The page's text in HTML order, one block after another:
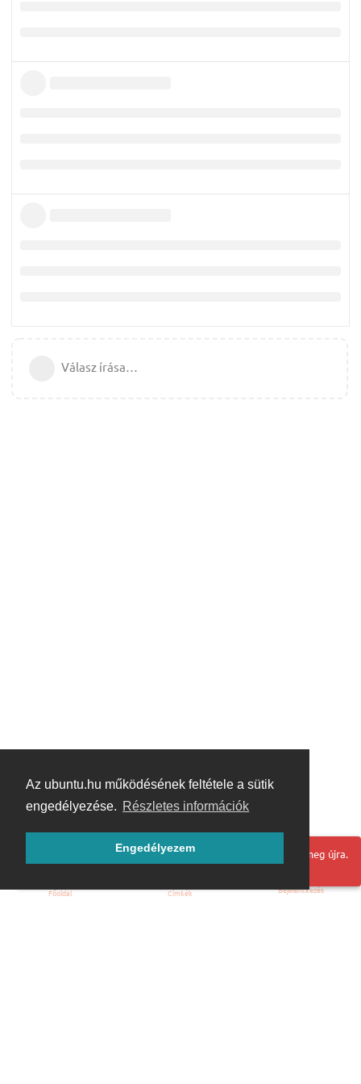
Az ubuntu.hu működésének feltétele a sütik
engedélyezése. Részletes információk
Engedélyezem
Válasz írása…
Hoppá! Valami hiba történt. Frissítse az oldalt és próbálja meg újra.
Főoldal Címkék Bejelentkezés